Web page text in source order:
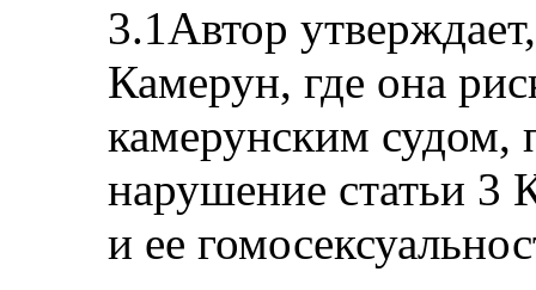
3.1Автор
Камерун, где она
камерунским судом,
нарушение статьи 3
и ее